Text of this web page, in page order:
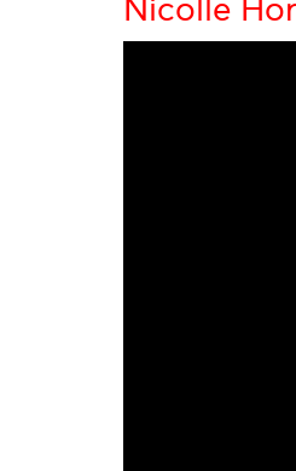
Nicolle